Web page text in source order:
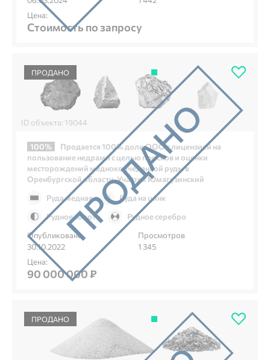
Цена:
Стоимость по запросу
ПРОДАНО
ID объекта: 19044
100%
Продается 100% доли ООО с лицензией на
пользование недрами с целью поисков и оценки
месторождений медноколчеданной руды в
Оренбургской области. Участок Юмагузинский
Руда медная
Руда на цинк
Рудное золото
Рудное серебро
Опубликовано
30.10.2022
Просмотров
1 345
Цена:
90 000 000 ₽
ПРОДАНО